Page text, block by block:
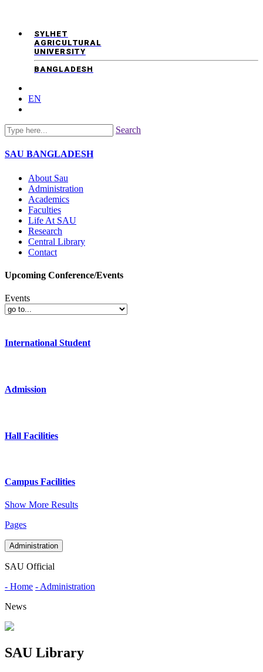
SYLHET
AGRICULTURAL
UNIVERSITY
BANGLADESH
EN
Search
SAU BANGLADESH
About Sau
Administration
Academics
Faculties
Life At SAU
Research
Central Library
Contact
Upcoming Conference/Events
Events
International Student
Admission
Hall Facilities
Campus Facilities
Show More Results
Pages
Administration
SAU Official
- Home - Administration
News
SAU Library